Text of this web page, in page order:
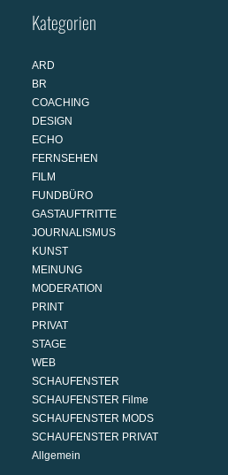
Kategorien
ARD
BR
COACHING
DESIGN
ECHO
FERNSEHEN
FILM
FUNDBÜRO
GASTAUFTRITTE
JOURNALISMUS
KUNST
MEINUNG
MODERATION
PRINT
PRIVAT
STAGE
WEB
SCHAUFENSTER
SCHAUFENSTER Filme
SCHAUFENSTER MODS
SCHAUFENSTER PRIVAT
Allgemein